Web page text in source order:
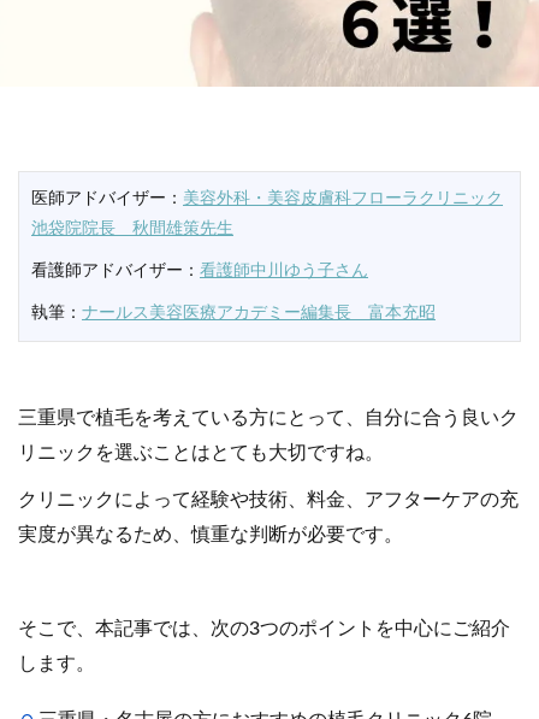
医師アドバイザー： 美容外科・美容皮膚科フローラクリニック
池袋院院長 秋間雄策先生
看護師アドバイザー： 看護師中川ゆう子さん
執筆： ナールス美容医療アカデミー編集長 富本充昭
三重県で植毛を考えている方にとって、自分に合う良いク
リニックを選ぶことはとても大切ですね。
クリニックによって経験や技術、料金、アフターケアの充
実度が異なるため、慎重な判断が必要です。
そこで、本記事では、次の3つのポイントを中心にご紹介
します。